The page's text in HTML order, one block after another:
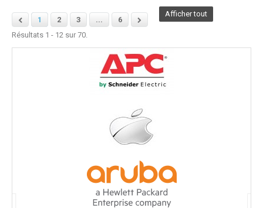
Afficher tout
1 2 3 ...
6
Résultats 1 - 12 sur 70.